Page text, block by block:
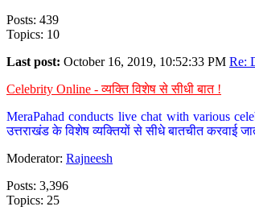
Posts: 439
Topics: 10
Last post: October 16, 2019, 10:52:33 PM Re:
Celebrity Online - व्यक्ति विशेष से सीधी बात !
MeraPahad conducts live chat with various
उत्तराखंड के विशेष व्यक्तियों से सीधे बातचीत करवाई
Moderator: Rajneesh
Posts: 3,396
Topics: 25